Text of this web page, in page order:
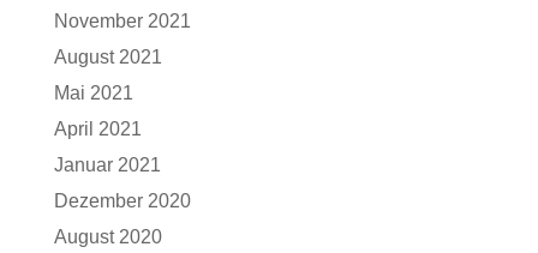
November 2021
August 2021
Mai 2021
April 2021
Januar 2021
Dezember 2020
August 2020